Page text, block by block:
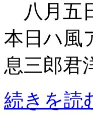
八月
本日ハ
息三郎君
続きを読